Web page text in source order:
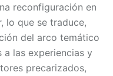
reconfiguración en
lo que se traduce,
del arco temático
las experiencias y
precarizados,